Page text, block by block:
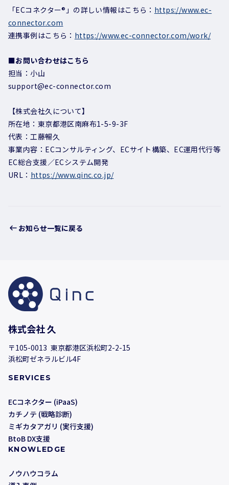
「ECコネクター®」の詳しい情報はこちら： https://www.ec-
connector.com
連携事例はこちら： https://www.ec-connector.com/work/
■お問い合わせはこちら
担当：小山
support@ec-connector.com
【株式会社久について】
所在地：東京都港区南麻布1-5-9-3F
代表：工藤暢久
事業内容：ECコンサルティング、ECサイト構築、EC運用代行等
EC総合支援／ECシステム開発
URL： https://www.qinc.co.jp/
お知らせ一覧に戻る
株式会社 久
〒105-0013 東京都港区浜松町2-2-15
浜松町ゼネラルビル4F
SERVICES
ECコネクター (iPaaS)
カチノテ (戦略診断)
ミギカタアガリ (実行支援)
BtoB DX支援
KNOWLEDGE
ノウハウコラム